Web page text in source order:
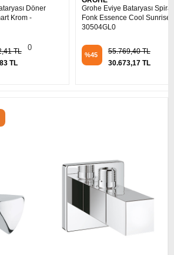
Grohe Eviye Bataryası Spiralli 2
Fonk Essence Cool Sunrise –
30504GL0
55.769,40 TL
30.673,17 TL